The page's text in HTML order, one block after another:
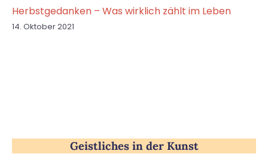
Herbstgedanken – Was wirklich zählt im Leben
14. Oktober 2021
Geistliches in der Kunst